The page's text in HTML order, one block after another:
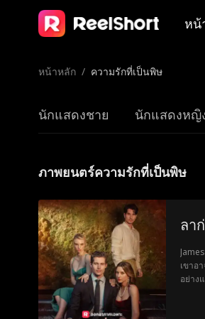
หน้
หน้าหลัก / ความรักที่เป็นพิษ
นักแสดงชาย นักแสดงหญิ
ภาพยนตร์ความรักที่เป็นพิษ
ลา
เขาอ
อย่าง